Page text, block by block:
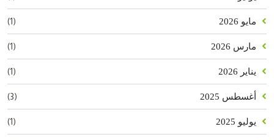
مايو 2026 (1)
مارس 2026 (1)
يناير 2026 (1)
أغسطس 2025 (3)
يوليو 2025 (1)